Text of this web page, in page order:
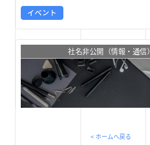
イベント
社名非公開（情報・通信）
< ホームへ戻る